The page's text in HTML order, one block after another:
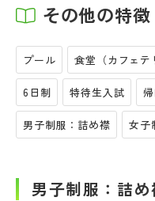
その他の特徴
プール 食堂（カフェテ
6日制 特待生入試
男子制服：詰め襟 女子
男子制服：詰め